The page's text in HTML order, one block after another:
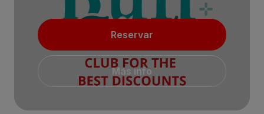
Reservar
Más info